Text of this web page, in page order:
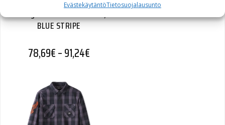
EvästekäytäntöTietosuojalausunto
Harley-Davidson TEE-KNIT,
BLUE STRIPE
78,69€–91,24€